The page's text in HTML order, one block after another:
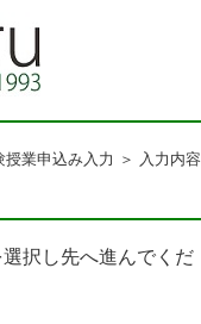
業申込み入力 ＞ 入力内容
択し先へ進んでくだ